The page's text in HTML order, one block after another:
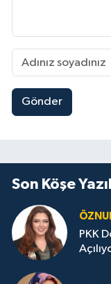
Gönder
Son Köşe
PKK